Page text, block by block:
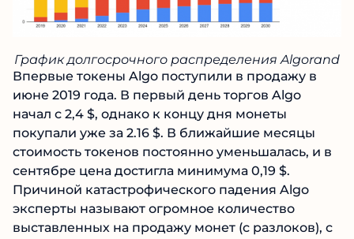
График долгосрочного распределения Algorand
Впервые токены Algo поступили в продажу в
июне 2019 года. В первый день торгов Algo
начал с 2,4 $, однако к концу дня монеты
покупали уже за 2.16 $. В ближайшие месяцы
стоимость токенов постоянно уменьшалась, и в
сентябре цена достигла минимума 0,19 $.
Причиной катастрофического падения Algo
эксперты называют огромное количество
выставленных на продажу монет (с разлоков), с